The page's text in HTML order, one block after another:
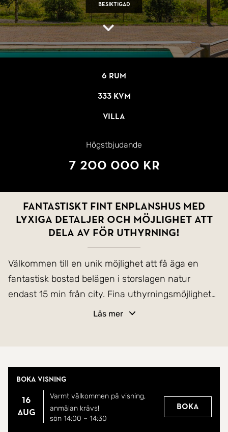
Besiktigad
6 rum
333 kvm
Villa
Högstbjudande
7 200 000 kr
Fantastiskt fint enplanshus med
lyxiga detaljer och möjlighet att
dela av för uthyrning!
Välkommen till en unik möjlighet att få äga en
fantastisk bostad belägen i storslagen natur
endast 15 min från city. Fina uthyrningsmöjligheter
eller bedriva egen verksamhet.
boyta på hela 333 kvadratmeter samt
dubbelgarage, carport och poolhus är
möjligheterna oändliga. Bostaden andas
skandinavisk design med stora fönsterpartier,
Läs mer
Boka visning
16
aug
Varmt välkommen på visning,
anmälan krävs!
sön 14:00 – 14:30
Boka